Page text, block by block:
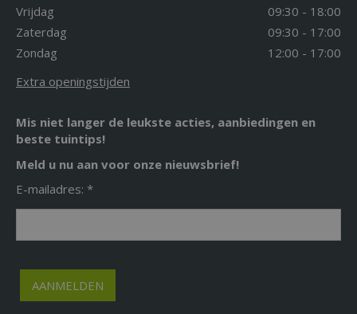
Vrijdag
09:30 - 18:00
Zaterdag
09:30 - 17:00
Zondag
12:00 - 17:00
Extra openingstijden
Mis niet langer de leukste acties, aanbiedingen en
beste tuintips!
Meld u nu aan voor onze nieuwsbrief!
E-mailadres: *